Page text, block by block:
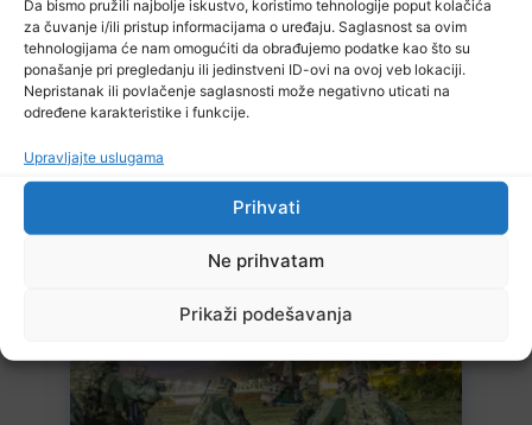
Da bismo pružili najbolje iskustvo, koristimo tehnologije poput kolačića
za čuvanje i/ili pristup informacijama o uređaju. Saglasnost sa ovim
tehnologijama će nam omogućiti da obrađujemo podatke kao što su
ponašanje pri pregledanju ili jedinstveni ID-ovi na ovoj veb lokaciji.
Nepristanak ili povlačenje saglasnosti može negativno uticati na
određene karakteristike i funkcije.
Upravljajte uslugama
Prihvati
Ne prihvatam
Prikaži podešavanja
u
6 Augusta, 2026
TI uočio 1.200 primjera potencijalne zloupotrebe javnih resursa za